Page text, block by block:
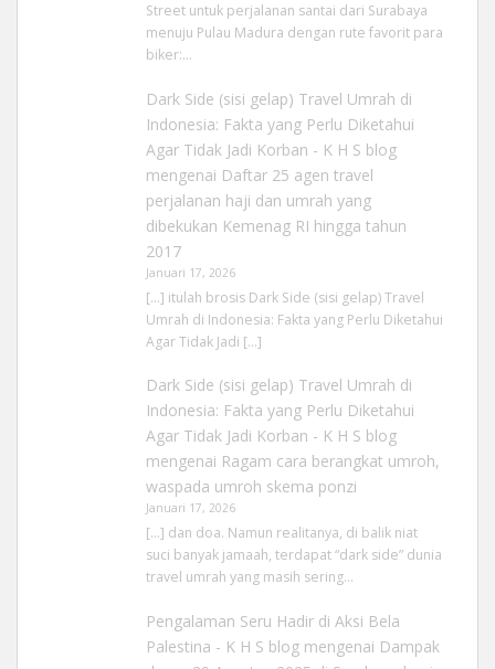
Street untuk perjalanan santai dari Surabaya
menuju Pulau Madura dengan rute favorit para
biker:…
Dark Side (sisi gelap) Travel Umrah di
Indonesia: Fakta yang Perlu Diketahui
Agar Tidak Jadi Korban - K H S blog
mengenai Daftar 25 agen travel
perjalanan haji dan umrah yang
dibekukan Kemenag RI hingga tahun
2017
Januari 17, 2026
[…] itulah brosis Dark Side (sisi gelap) Travel
Umrah di Indonesia: Fakta yang Perlu Diketahui
Agar Tidak Jadi […]
Dark Side (sisi gelap) Travel Umrah di
Indonesia: Fakta yang Perlu Diketahui
Agar Tidak Jadi Korban - K H S blog
mengenai Ragam cara berangkat umroh,
waspada umroh skema ponzi
Januari 17, 2026
[…] dan doa. Namun realitanya, di balik niat
suci banyak jamaah, terdapat “dark side” dunia
travel umrah yang masih sering…
Pengalaman Seru Hadir di Aksi Bela
Palestina - K H S blogmengenai Dampak